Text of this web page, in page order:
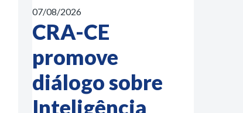
07/08/2026
CRA-CE
promove
diálogo sobre
Inteligência